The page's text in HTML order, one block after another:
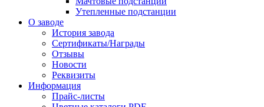
Утепленные подстанции
О заводе
История завода
Сертификаты/Награды
Отзывы
Новости
Реквизиты
Информация
Прайс-листы